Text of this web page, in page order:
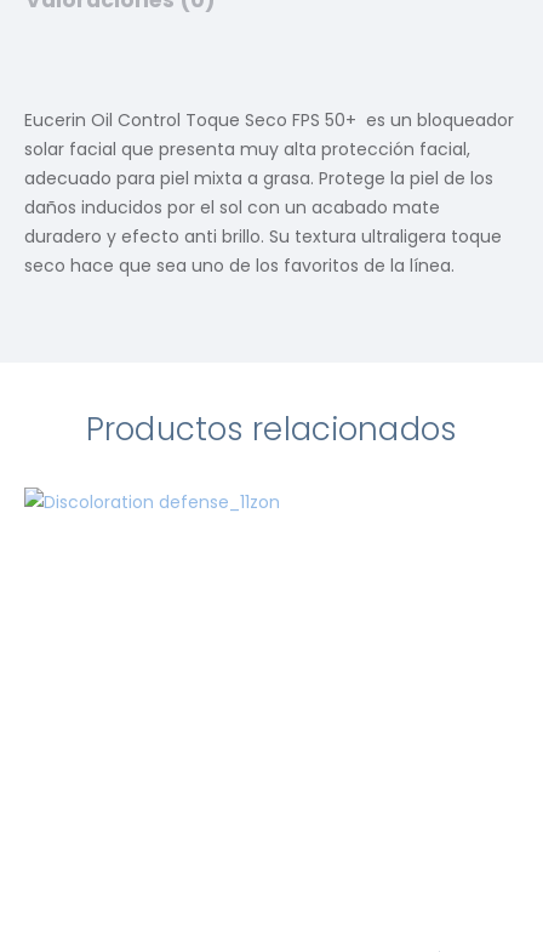
Eucerin Oil Control Toque Seco FPS 50+ es un bloqueador
solar facial que presenta muy alta protección facial,
adecuado para piel mixta a grasa. Protege la piel de los
daños inducidos por el sol con un acabado mate
duradero y efecto anti brillo. Su textura ultraligera toque
seco hace que sea uno de los favoritos de la línea.
Productos relacionados